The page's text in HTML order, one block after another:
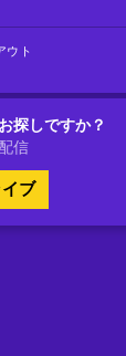
ウト
探しですか？
信
ブ